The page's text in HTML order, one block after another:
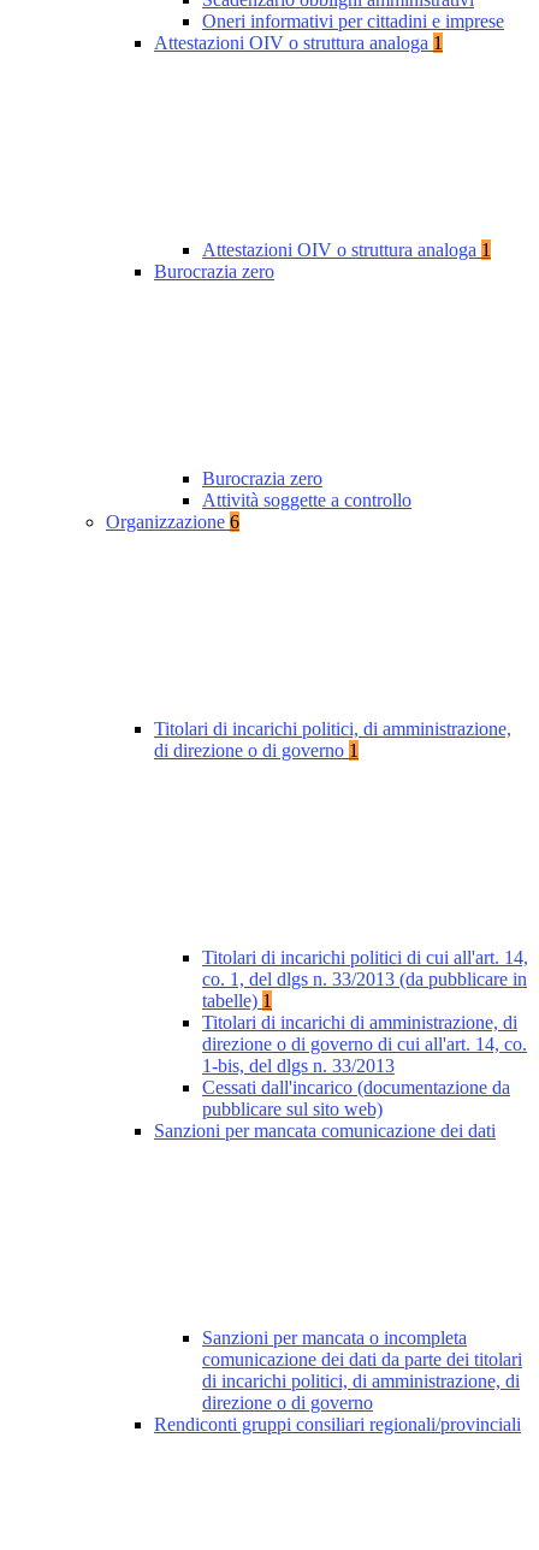
Oneri informativi per cittadini e imprese
Attestazioni OIV o struttura analoga 1
Attestazioni OIV o struttura analoga 1
Burocrazia zero
Burocrazia zero
Attività soggette a controllo
Organizzazione 6
Titolari di incarichi politici, di amministrazione,
di direzione o di governo 1
Titolari di incarichi politici di cui all'art. 14,
co. 1, del dlgs n. 33/2013 (da pubblicare in
tabelle) 1
Titolari di incarichi di amministrazione, di
direzione o di governo di cui all'art. 14, co.
1-bis, del dlgs n. 33/2013
Cessati dall'incarico (documentazione da
pubblicare sul sito web)
Sanzioni per mancata comunicazione dei dati
Sanzioni per mancata o incompleta
comunicazione dei dati da parte dei titolari
di incarichi politici, di amministrazione, di
direzione o di governo
Rendiconti gruppi consiliari regionali/provinciali